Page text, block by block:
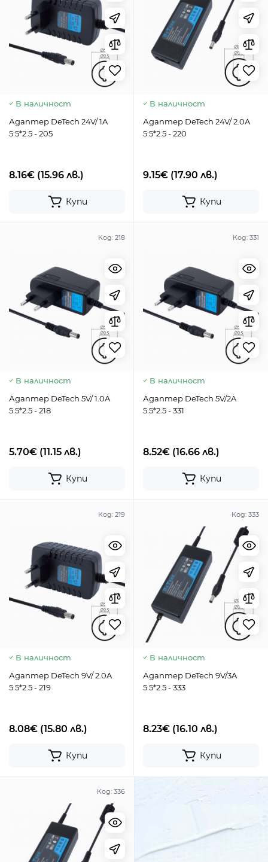
В наличност
Адаптер DeTech 24V/ 1A
5.5*2.5 - 205
8.16€ (15.96 лв.)
Купи
В наличност
Адаптер DeTech 24V/ 2.0A
5.5*2.5 - 220
9.15€ (17.90 лв.)
Купи
Код: 218
В наличност
Адаптер DeTech 5V/ 1.0A
5.5*2.5 - 218
5.70€ (11.15 лв.)
Купи
Код: 331
В наличност
Адаптер DeTech 5V/2A
5.5*2.5 - 331
8.52€ (16.66 лв.)
Купи
Код: 219
В наличност
Адаптер DeTech 9V/ 2.0A
5.5*2.5 - 219
8.08€ (15.80 лв.)
Купи
Код: 333
В наличност
Адаптер DeTech 9V/3A
5.5*2.5 - 333
8.23€ (16.10 лв.)
Купи
Код: 336